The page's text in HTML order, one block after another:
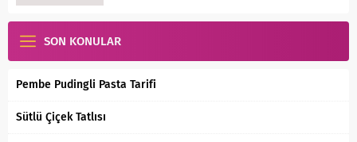
SON KONULAR
Pembe Pudingli Pasta Tarifi
Sütlü Çiçek Tatlısı